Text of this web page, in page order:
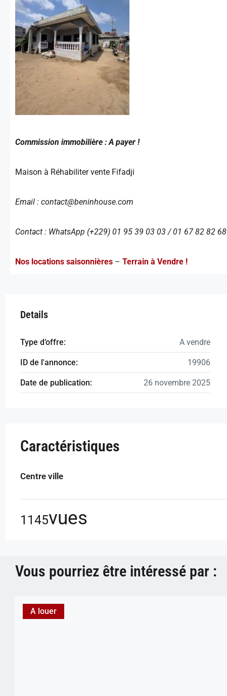
Commission immobilière : A payer !
Maison à Réhabiliter vente Fifadji
Email : contact@beninhouse.com
Contact : WhatsApp (+229) 01 95 39 03 03 / 01 67 82 82 68
Nos locations saisonnières – Terrain à Vendre !
Details
Type d’offre: A vendre
ID de l'annonce: 19906
Date de publication: 26 novembre 2025
Caractéristiques
Centre ville
1145vues
Vous pourriez être intéressé par :
A louer